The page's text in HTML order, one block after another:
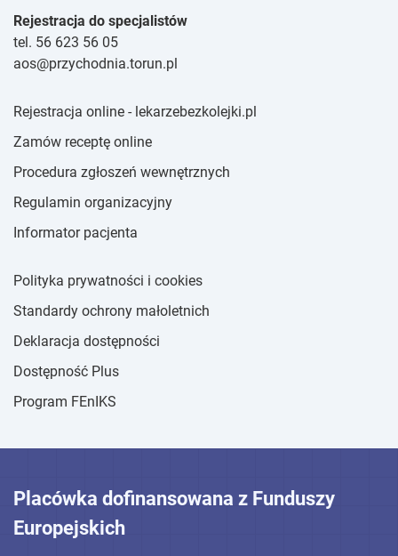
Rejestracja do specjalistów
tel. 56 623 56 05
aos@przychodnia.torun.pl
Rejestracja online - lekarzebezkolejki.pl
Zamów receptę online
Procedura zgłoszeń wewnętrznych
Regulamin organizacyjny
Informator pacjenta
Polityka prywatności i cookies
Standardy ochrony małoletnich
Deklaracja dostępności
Dostępność Plus
Program FEnIKS
Placówka dofinansowana z Funduszy
Europejskich